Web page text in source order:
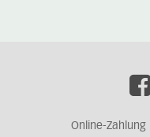
Online-Zahlung